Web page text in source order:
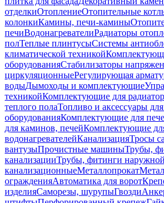
отделкиОтоплениеОтопительные
колонкиКамины, печи-камины
печиВодонагревателиРадиаторы
полТеплые плинтусыСистемы
климатической техникой
оборудованияСтабилизаторы
циркуляционныеРегулирующая
водыДымоходы и комплектующие
техникойКомплектующие для
теплого полаТопливо и аксессуары
оборудованияКомплектующие для
для каминов, печейКомплектующие
водонагревателейКанализацияТросы
вантузыПрочистные машиныТрубы,
канализацииТрубы, фитинги
канализационныеМеталлопрокат
огражденияАвтоматика для ворот
изделияСаморезы, шурупыГвозди